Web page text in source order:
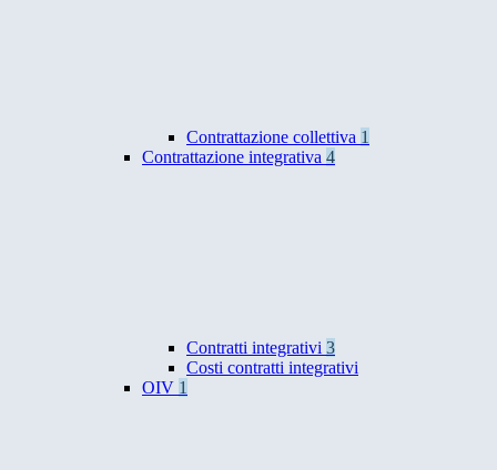
Contrattazione collettiva 1
Contrattazione integrativa 4
Contratti integrativi 3
Costi contratti integrativi
OIV 1